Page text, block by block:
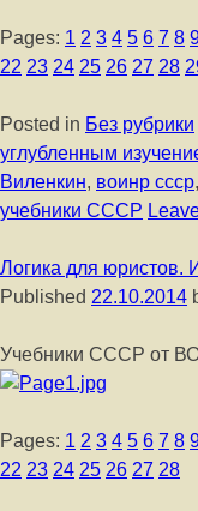
Pages: 1 2 3 4 5 6 7 8
22 23 24 25 26 27 28
Posted in Без рубрики
углубленным
Виленкин, воинр ссср,
учебники СССР
Логика для
Published 22.10.2014
Учебники СССР от
Pages: 1 2 3 4 5 6 7 8
22 23 24 25 26 27 28